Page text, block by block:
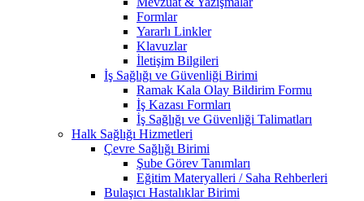
Formlar
Yararlı Linkler
Klavuzlar
İletişim Bilgileri
İş Sağlığı ve Güvenliği Birimi
Ramak Kala Olay Bildirim Formu
İş Kazası Formları
İş Sağlığı ve Güvenliği Talimatları
Halk Sağlığı Hizmetleri
Çevre Sağlığı Birimi
Şube Görev Tanımları
Eğitim Materyalleri / Saha Rehberleri
Bulaşıcı Hastalıklar Birimi